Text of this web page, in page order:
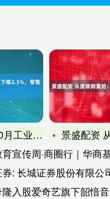
，零售销售增长3
景盛配资 从废除到重
传周·商圈行｜华商基金即
: 长城证券股份有限公司
股爱奇艺旗下韶愔音乐 吴奇